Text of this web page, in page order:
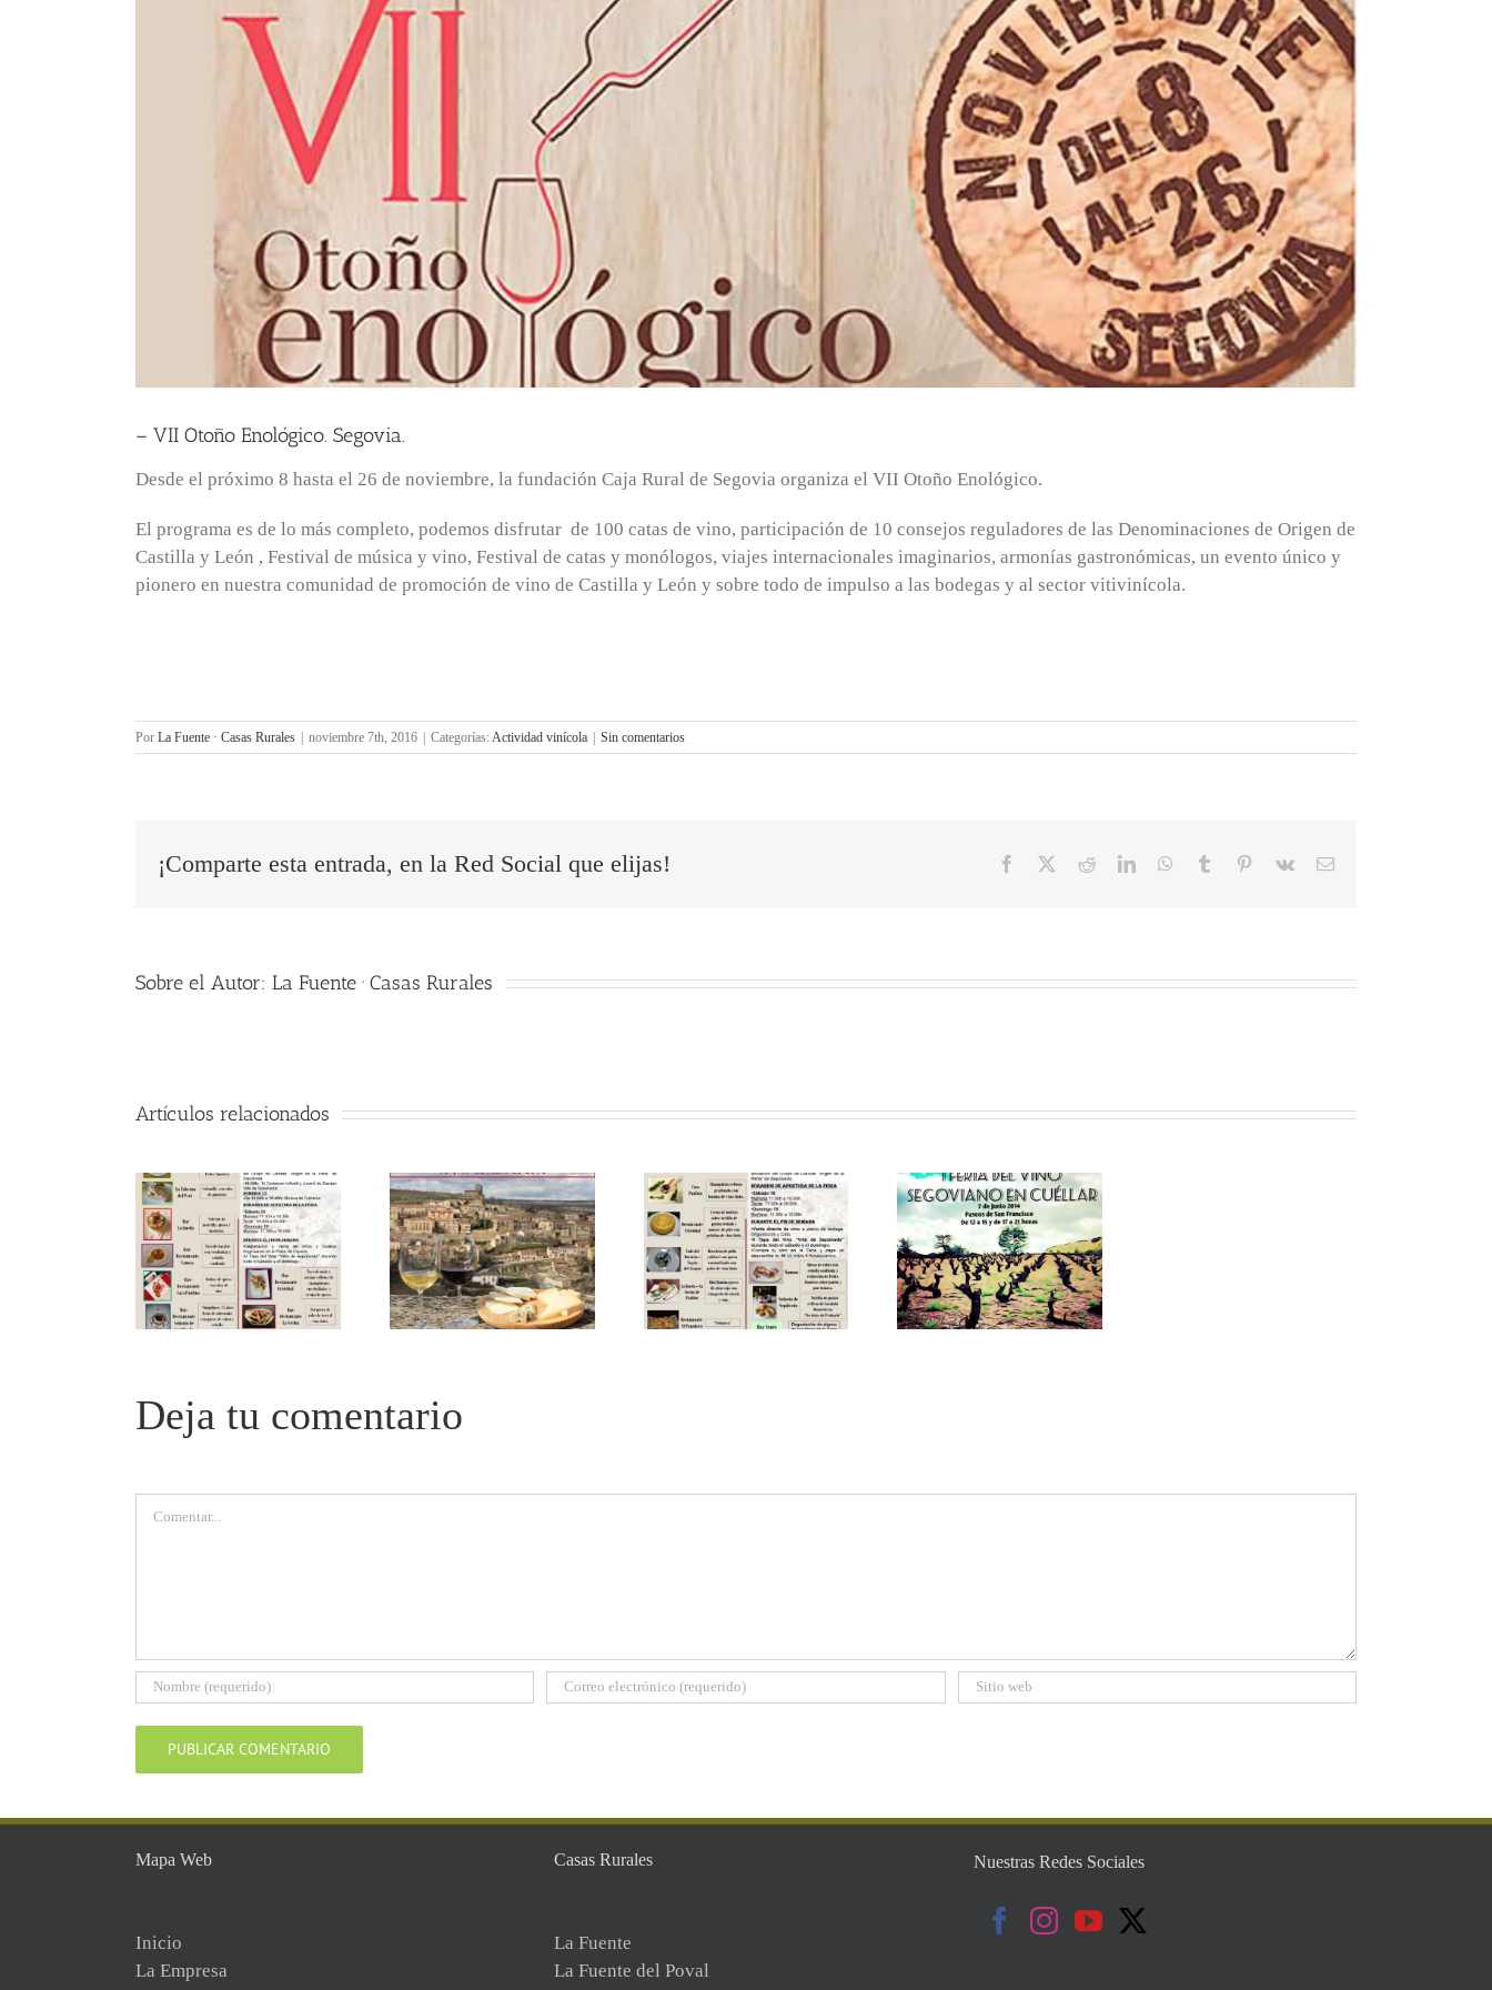
– VII Otoño Enológico. Segovia.
Desde el próximo 8 hasta el 26 de noviembre, la fundación Caja Rural de Segovia organiza el VII Otoño Enológico.
El programa es de lo más completo, podemos disfrutar de 100 catas de vino, participación de 10 consejos reguladores de las Denominaciones de Origen de
Castilla y León , Festival de música y vino, Festival de catas y monólogos, viajes internacionales imaginarios, armonías gastronómicas, un evento único y
pionero en nuestra comunidad de promoción de vino de Castilla y León y sobre todo de impulso a las bodegas y al sector vitivinícola.
Por La Fuente · Casas Rurales | noviembre 7th, 2016 | Categorías: Actividad vinícola | Sin comentarios
¡Comparte esta entrada, en la Red Social que elijas! Facebook RedditLinkedInWhatsApp
Tumblr Pinterest
Vk
Correo
Sobre el Autor: La Fuente · Casas Rurales
Artículos relacionados
Deja tu comentario
Mapa Web
Inicio
La Empresa
Casas Rurales
La Fuente
La Fuente del Poval
Nuestras Redes Sociales